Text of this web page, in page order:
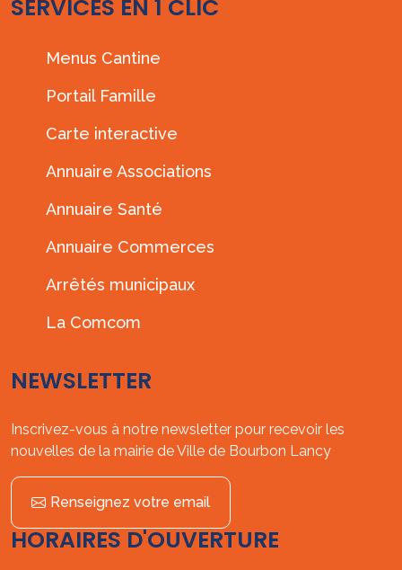
SERVICES EN 1 CLIC
Menus Cantine
Portail Famille
Carte interactive
Annuaire Associations
Annuaire Santé
Annuaire Commerces
Arrêtés municipaux
La Comcom
NEWSLETTER
Inscrivez-vous à notre newsletter pour recevoir les
nouvelles de la mairie de Ville de Bourbon Lancy
Renseignez votre email
HORAIRES D'OUVERTURE